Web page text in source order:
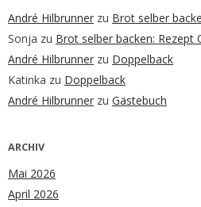
André Hilbrunner zu Brot selber
Sonja zu Brot selber backen: Rezept
André Hilbrunner zu Doppelback
Katinka zu Doppelback
André Hilbrunner zu Gästebuch
ARCHIV
Mai 2026
April 2026